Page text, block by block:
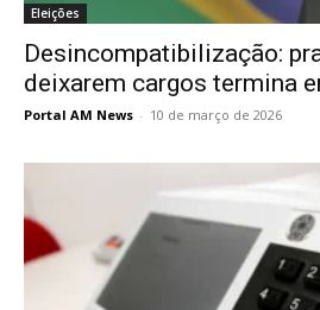
Eleições
Desincompatibilização:
deixarem cargos termina
Portal AM News - 10 de março de 2026